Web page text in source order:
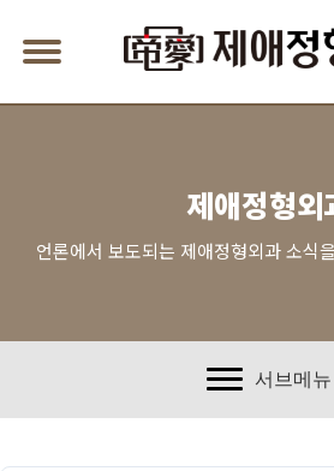
제애정형외
언론에서 보도되는 제애정형외과 소식
서브메뉴